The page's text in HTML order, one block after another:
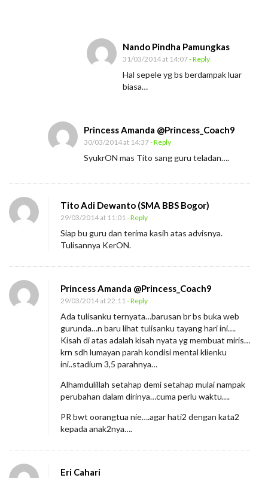
Nando Pindha Pamungkas
31/03/2014 at 14:07- Reply
Hal sepele yg bs berdampak luar
biasa…
Princess Amanda @Princess_Coach9
30/03/2014 at 14:37- Reply
SyukrON mas Tito sang guru teladan….
Tito Adi Dewanto (SMA BBS Bogor)
29/03/2014 at 11:01 - Reply
Siap bu guru dan terima kasih atas advisnya.
Tulisannya KerON.
Princess Amanda @Princess_Coach9
29/03/2014 at 22:11 - Reply
Ada tulisanku ternyata…barusan br bs buka web
gurunda…n baru lihat tulisanku tayang hari ini….
Kisah di atas adalah kisah nyata yg membuat miris…
krn sdh lumayan parah kondisi mental klienku
ini..stadium 3,5 parahnya…
Alhamdulillah setahap demi setahap mulai nampak
perubahan dalam dirinya…cuma perlu waktu….
PR bwt oorangtua nie….agar hati2 dengan kata2
kepada anak2nya….
Eri Cahari